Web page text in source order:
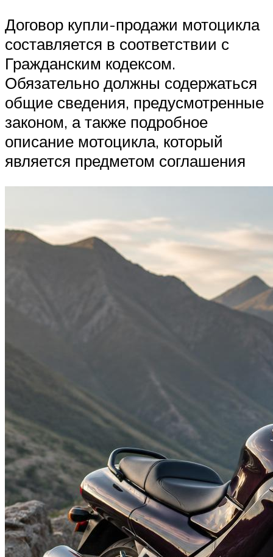
Договор купли-продажи мотоцикла
составляется в соответствии с
Гражданским кодексом.
Обязательно должны содержаться
общие сведения, предусмотренные
законом, а также подробное
описание мотоцикла, который
является предметом соглашения